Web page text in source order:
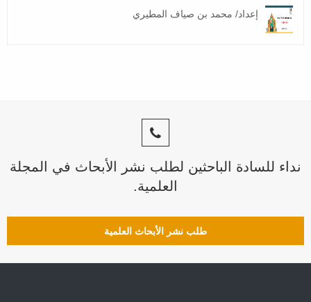
إعداد/ محمد بن صياف المطيري
نداء للسادة الباحثين لطلب نشر الأبحاث في المجلة
العلمية.
طلب نشر الأبحاث العلمية